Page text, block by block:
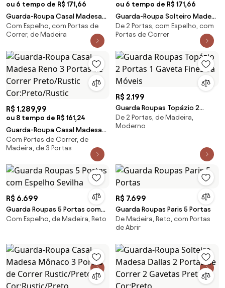
ou 6 tempo de R$ 171,66
Guarda-Roupa Casal Madesa
Mônaco 3 Portas de Correr
com Espelho Rustic Cor:Rustic
Com Espelho, com Portas de
Correr, de Madeira
ou 6 tempo de R$ 171,66
Guarda-Roupa Solteiro Madesa
Luke 2 Portas de Correr com
Espelho Rustic Cor:Rustic
De 2 Portas, com Espelho, com
Portas de Correr
R$ 1.289,99
ou 8 tempo de R$ 161,24
Guarda-Roupa Casal Madesa
Reno 3 Portas de Correr
Preto/Rustic Cor:Preto/Rustic
Com Portas de Correr, de
Madeira, de 3 Portas
R$ 2.199
Guarda Roupas Topázio 2
Portas 1 Gaveta Finestra Móveis
De 2 Portas, de Madeira,
Moderno
R$ 6.699
Guarda Roupas 5 Portas com
Espelho Sevilha
Com Espelho, de Madeira, Reto
R$ 7.699
Guarda Roupas Paris 5 Portas
De Madeira, Reto, com Portas
de Abrir